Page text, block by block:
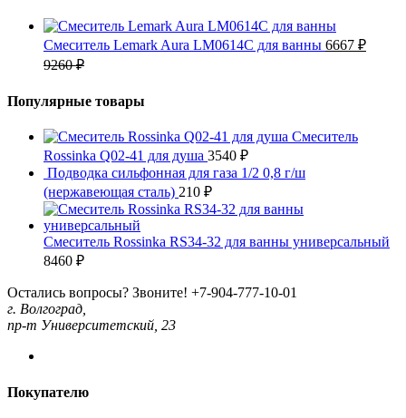
Смеситель Lemark Aura LM0614C для ванны 6667 ₽
9260₽
Популярные товары
Смеситель
Rossinka Q02-41 для душа 3540 ₽
Подводка сильфонная для газа 1/2 0,8 г/ш
(нержавеющая сталь) 210 ₽
Смеситель Rossinka RS34-32 для ванны универсальный
8460 ₽
Остались вопросы? Звоните! +7-904-777-10-01
г. Волгоград,
пр-т Университетский, 23
Покупателю